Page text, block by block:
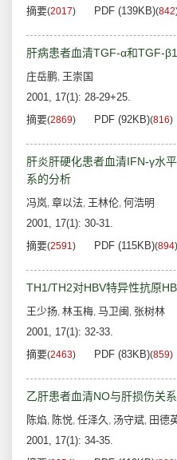
摘要(2017) PDF (139KB)(842
肝病患者血清TGF-α和TGF-
庄岳鹏, 王崇国
2001, 17(1): 28-29+25.
摘要(2869) PDF (92KB)(816)
肝炎肝硬化患者血清IFN-γ水
系的分析
冯岚, 章以法, 王林伦, 何浩明
2001, 17(1): 30-31.
摘要(2591) PDF (115KB)(894)
TH1/TH2对HBV特异性抗原
王少扬, 林玉梅, 马卫闽 , 张树林
2001, 17(1): 32-33.
摘要(2463) PDF (83KB)(859)
乙肝患者血清NO与肝损伤关
陈焰, 陈悦, 任泽久 , 汤守斌, 田德
2001, 17(1): 34-35.